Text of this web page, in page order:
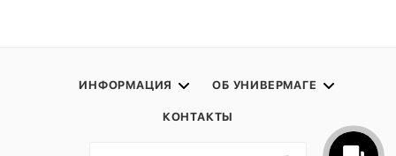
ИНФОРМАЦИЯ ОБ УНИВЕРМАГЕ
КОНТАКТЫ